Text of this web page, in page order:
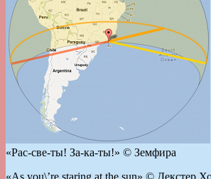
«Рас-све-ты! За-ка-ты!» © Земфира
«As you\’re staring at the sun» © Декстер